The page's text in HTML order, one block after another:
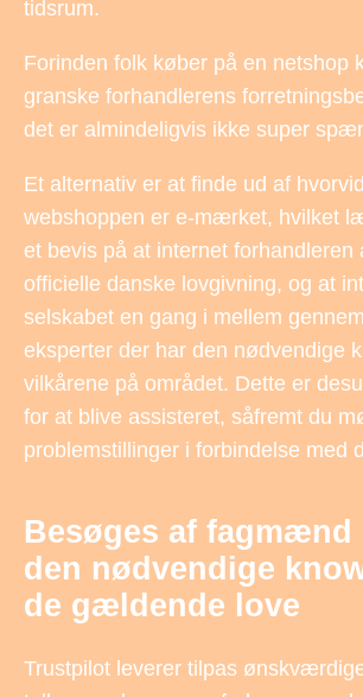
tidsrum.
Forinden folk køber på en netshop
granske forhandlerens
det er almindeligvis ikke super
Et alternativ er at finde ud af
webshoppen er e-mærket, hvilket
et bevis på at internet forhandleren
officielle danske lovgivning, og at
selskabet en gang i mellem
eksperter der har den nødvendige
vilkårene på området. Dette er
for at blive assisteret, såfremt du
problemstillinger i forbindelse med
Besøges af fagmænd
den nødvendige
de gældende love
Trustpilot leverer tilpas